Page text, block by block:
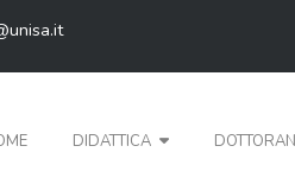
DIDATTICA